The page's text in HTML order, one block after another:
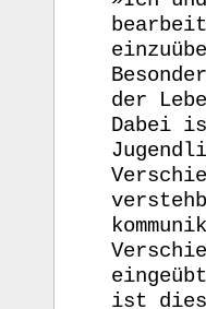
der
Dabei
ist